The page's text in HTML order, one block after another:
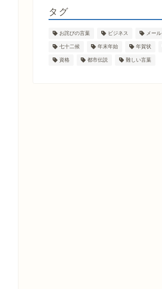
タグ
お詫びの言葉 ビジネス メール
七十二候 年末年始 年賀状
資格 都市伝説 難しい言葉